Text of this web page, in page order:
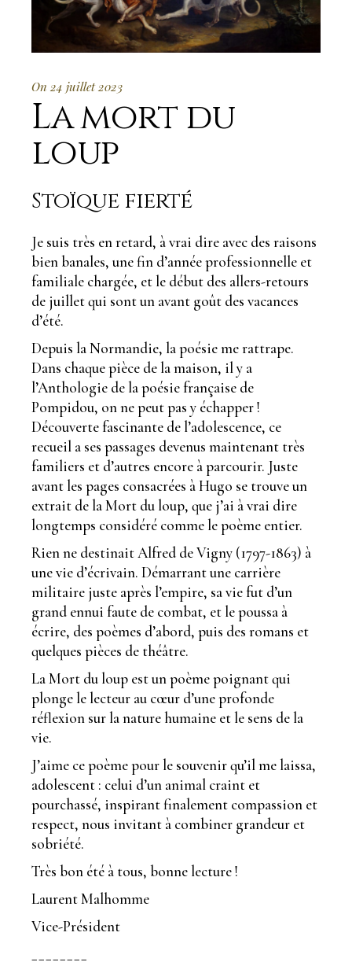
On 24 juillet 2023
La mort du
loup
Stoïque fierté
Je suis très en retard, à vrai dire avec des raisons
bien banales, une fin d’année professionnelle et
familiale chargée, et le début des allers-retours
de juillet qui sont un avant goût des vacances
d’été.
Depuis la Normandie, la poésie me rattrape.
Dans chaque pièce de la maison, il y a
l’Anthologie de la poésie française de
Pompidou, on ne peut pas y échapper !
Découverte fascinante de l’adolescence, ce
recueil a ses passages devenus maintenant très
familiers et d’autres encore à parcourir. Juste
avant les pages consacrées à Hugo se trouve un
extrait de la Mort du loup, que j’ai à vrai dire
longtemps considéré comme le poème entier.
Rien ne destinait Alfred de Vigny (1797-1863) à
une vie d’écrivain. Démarrant une carrière
militaire juste après l’empire, sa vie fut d’un
grand ennui faute de combat, et le poussa à
écrire, des poèmes d’abord, puis des romans et
quelques pièces de théâtre.
La Mort du loup est un poème poignant qui
plonge le lecteur au cœur d’une profonde
réflexion sur la nature humaine et le sens de la
vie.
J’aime ce poème pour le souvenir qu’il me laissa,
adolescent : celui d’un animal craint et
pourchassé, inspirant finalement compassion et
respect, nous invitant à combiner grandeur et
sobriété.
Très bon été à tous, bonne lecture !
Laurent Malhomme
Vice-Président